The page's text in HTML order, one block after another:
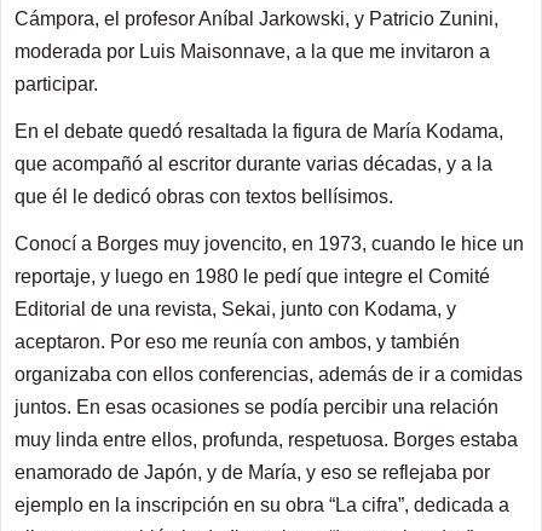
Cámpora, el profesorAníbal Jarkowski, y Patricio Zunini,
moderada por Luis Maisonnave, a la que me invitaron a
participar.
En el debate quedó resaltada la figura de María Kodama,
que acompañó al escritor durante varias décadas, y a la
que él le dedicó obras con textos bellísimos.
Conocí a Borges muy jovencito, en 1973, cuando le hice un
reportaje, y luego en 1980 le pedí que integre el Comité
Editorial de una revista, Sekai, junto con Kodama, y
aceptaron. Por eso me reunía con ambos, y también
organizaba con ellos conferencias, además de ir a comidas
juntos. En esas ocasiones se podía percibir una relación
muy linda entre ellos, profunda, respetuosa. Borges estaba
enamorado de Japón, y de María, y eso se reflejaba por
ejemplo en la inscripción en su obra “La cifra”, dedicada a